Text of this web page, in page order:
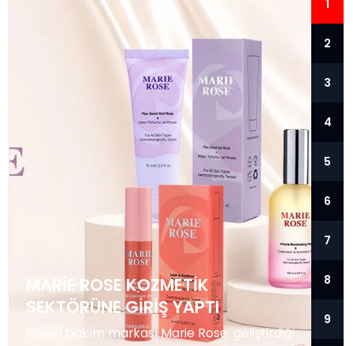
MARIE ROSE KOZMETIK
SEKTÖRÜNE GIRIŞ YAPTI
Kişisel bakım markası Marie Rose, geliştirdiği
1
2
3
4
5
6
7
8
9